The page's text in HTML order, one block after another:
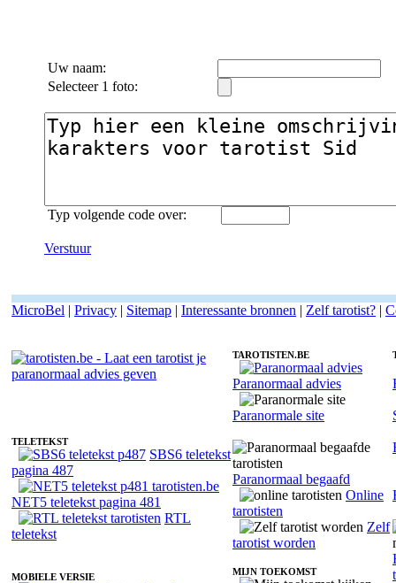
Uw naam:
Selecteer 1 foto:
Typ volgende code over:
Verstuur
MicroBel | Privacy | Sitemap | Interessante bronnen | Zelf tarotist? |
TELETEKST
SBS6 teletekst
pagina 487
NET5 teletekst pagina 481
RTL
teletekst
MOBIELE VERSIE
TAROTISTEN.BE
Paranormaal advies
Paranormale site
Paranormaal begaafd
Online
tarotisten
Zelf
tarotist worden
MIJN TOEKOMST